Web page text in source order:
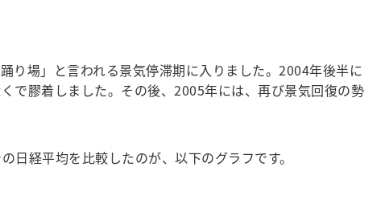
り場」と言われる景気停滞期に入りました。2004年後半に
で膠着しました。その後、2005年には、再び景気回復の勢
経平均を比較したのが、以下のグラフです。